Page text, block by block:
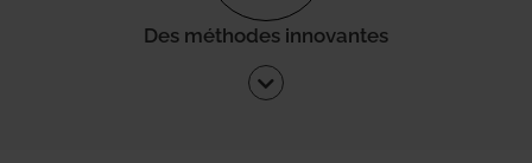
Des méthodes innovantes